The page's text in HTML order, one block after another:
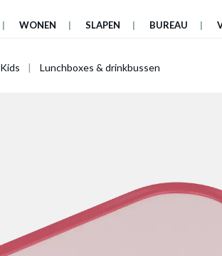
WONEN SLAPEN BUREAU
Kids Lunchboxes & drinkbussen